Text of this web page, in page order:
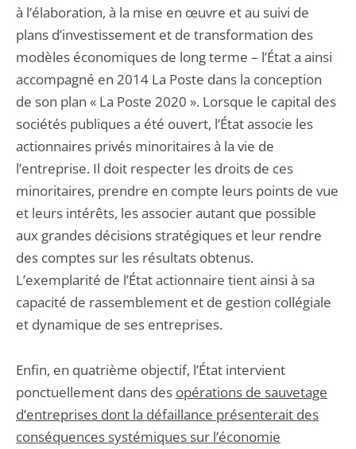
à l’élaboration, à la mise en œuvre et au suivi de
plans d’investissement et de transformation des
modèles économiques de long terme – l’État a ainsi
accompagné en 2014 La Poste dans la conception
de son plan « La Poste 2020 ». Lorsque le capital des
sociétés publiques a été ouvert, l’État associe les
actionnaires privés minoritaires à la vie de
l’entreprise. Il doit respecter les droits de ces
minoritaires, prendre en compte leurs points de vue
et leurs intérêts, les associer autant que possible
aux grandes décisions stratégiques et leur rendre
des comptes sur les résultats obtenus.
L’exemplarité de l’État actionnaire tient ainsi à sa
capacité de rassemblement et de gestion collégiale
et dynamique de ses entreprises.
Enfin, en quatrième objectif, l’État intervient
ponctuellement dans des opérations de sauvetage
d’entreprises dont la défaillance présenterait des
conséquences systémiques sur l’économie